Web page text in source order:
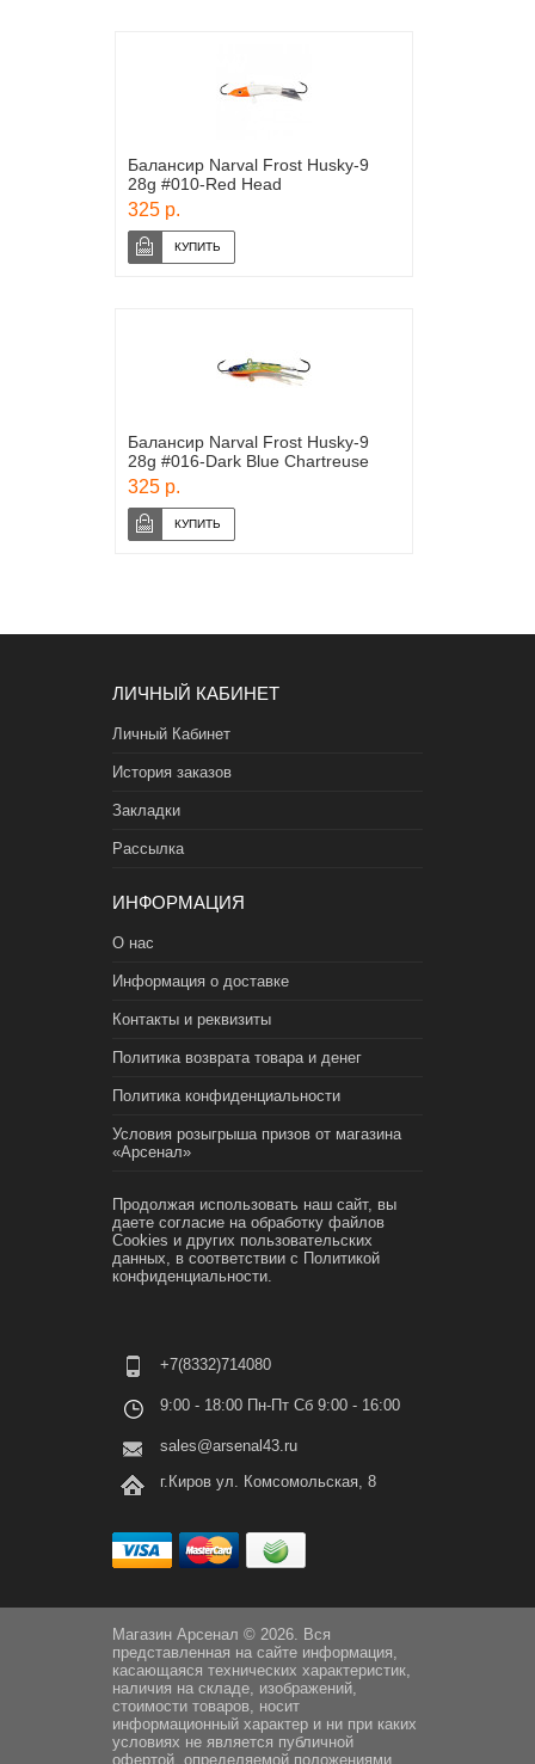
Балансир Narval Frost Husky-9
28g #010-Red Head
325 р.
Балансир Narval Frost Husky-9
28g #016-Dark Blue Chartreuse
325 р.
ЛИЧНЫЙ КАБИНЕТ
Личный Кабинет
История заказов
Закладки
Рассылка
ИНФОРМАЦИЯ
О нас
Информация о доставке
Контакты и реквизиты
Политика возврата товара и денег
Политика конфиденциальности
Условия розыгрыша призов от магазина
«Арсенал»
Продолжая использовать наш сайт, вы
даете согласие на обработку файлов
Cookies и других пользовательских
данных, в соответствии с Политикой
конфиденциальности.
+7(8332)714080
9:00 - 18:00 Пн-Пт Сб 9:00 - 16:00
sales@arsenal43.ru
г.Киров ул. Комсомольская, 8
Магазин Арсенал © 2026. Вся
представленная на сайте информация,
касающаяся технических характеристик,
наличия на складе, изображений,
стоимости товаров, носит
информационный характер и ни при каких
условиях не является публичной
офертой, определяемой положениями